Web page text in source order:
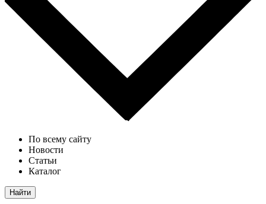
По всему сайту
Новости
Статьи
Каталог
Найти